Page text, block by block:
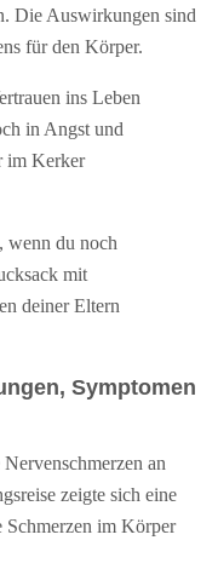
Die Auswirkungen sind
für den Körper.
ins Leben
in Angst und
im Kerker
wenn du noch
mit
deiner Eltern
Symptomen
an
zeigte sich eine
Schmerzen im Körper